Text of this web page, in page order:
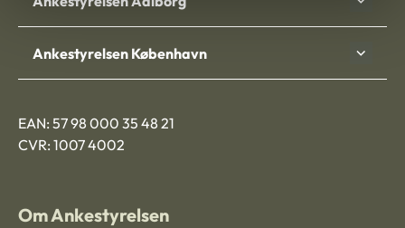
Ankestyrelsen København
EAN: 57 98 000 35 48 21
CVR: 1007 4002
Om Ankestyrelsen